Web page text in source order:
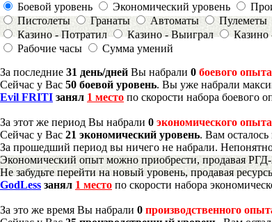
Боевой уровень
Экономический уровень
Пистолеты
Гранаты Автоматы Пулеметы
Казино - Потратил
Казино - Выиграл
Казино
Рабочие часы
Сумма умений
За последние 31 день/дней Вы набрали 0 боевого опыта
Сейчас у Вас 50 боевой уровень. Вы уже набрали
Evil FRITI занял 1 место по скорости набора боевого
За этот же период Вы набрали 0 экономического опыта
Сейчас у Вас 21 экономический уровень. Вам осталось
За прошедший период вы ничего не набрали.
Экономический опыт можно приобрести, продавая
Не забудьте перейти на новый уровень, продавая
GodLess занял 1 место по скорости набора
За это же время Вы набрали 0 производственного